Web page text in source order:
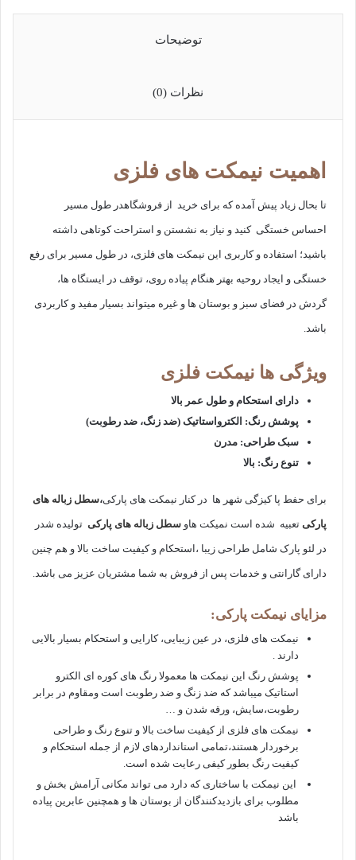
توضیحات
نظرات (0)
اهمیت نیمکت های فلزی
تا بحال زیاد پیش آمده که برای خرید از فروشگاهدر طول مسیر
احساس خستگی کنید و نیاز به نشستن و استراحت کوتاهی داشته
باشید؛ استفاده و کاربری این نیمکت های فلزی، در طول مسیر برای رفع
خستگی و ایجاد روحیه بهتر هنگام پیاده روی، توقف در ایستگاه ها،
گردش در فضای سبز و بوستان ها و غیره میتواند بسیار مفید و کاربردی
باشد.
ویژگی ها نیمکت فلزی
دارای استحکام و طول عمر بالا
پوشش رنگ: الکترواستاتیک (ضد زنگ، ضد رطوبت)
سبک طراحی: مدرن
تنوع رنگ: بالا
برای حفط پا کیزگی شهر ها در کنار نیمکت های پارکی،سطل زباله های
پارکی تعبیه شده است نمیکت هاو سطل زباله های پارکی تولیده شدر
در لئو پارک شامل طراحی زیبا ،استحکام و کیفیت ساخت بالا و هم چنین
دارای گارانتی و خدمات پس از فروش به شما مشتریان عزیز می باشد.
مزایای نیمکت پارکی:
نیمکت های فلزی، در عین زیبایی، کارایی و استحکام بسیار بالایی
دارند .
پوشش رنگ این نیمکت ها معمولا رنگ های کوره ای الکترو
استاتیک میباشد که ضد زنگ و ضد رطوبت است ومقاوم در برابر
رطوبت،سایش، ورقه شدن و …
نیمکت های فلزی از کیفیت ساخت بالا و تنوع رنگ و طراحی
برخوردار هستند،تمامی استانداردهای لازم از جمله استحکام و
کیفیت رنگ بطور کیفی رعایت شده است.
این نیمکت با ساختاری که دارد می تواند مکانی آرامش بخش و
مطلوب برای بازدیدکنندگان از بوستان ها و همچنین عابرین پیاده
باشد